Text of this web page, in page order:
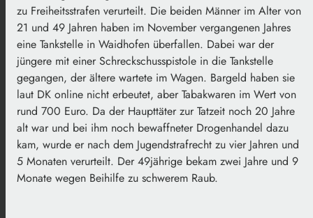
zu Freiheitsstrafen verurteilt. Die beiden Männer im Alter von
21 und 49 Jahren haben im November vergangenen Jahres
eine Tankstelle in Waidhofen überfallen. Dabei war der
jüngere mit einer Schreckschusspistole in die Tankstelle
gegangen, der ältere wartete im Wagen. Bargeld haben sie
laut DK online nicht erbeutet, aber Tabakwaren im Wert von
rund 700 Euro. Da der Haupttäter zur Tatzeit noch 20 Jahre
alt war und bei ihm noch bewaffneter Drogenhandel dazu
kam, wurde er nach dem Jugendstrafrecht zu vier Jahren und
5 Monaten verurteilt. Der 49jährige bekam zwei Jahre und 9
Monate wegen Beihilfe zu schwerem Raub.